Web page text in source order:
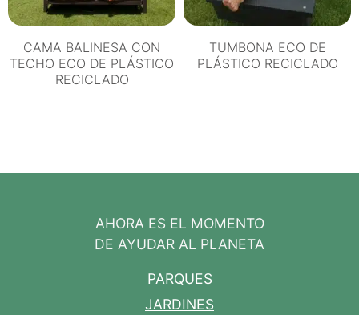
CAMA BALINESA CON
TECHO ECO DE PLÁSTICO
RECICLADO
TUMBONA ECO DE
PLÁSTICO RECICLADO
AHORA ES EL MOMENTO
DE AYUDAR AL PLANETA
PARQUES
JARDINES